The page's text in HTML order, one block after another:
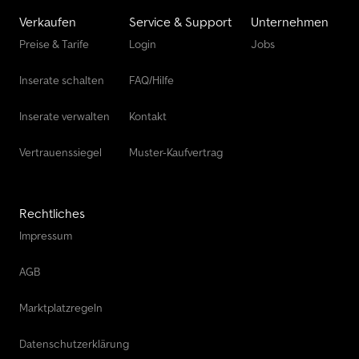
Anlegerampen Tragkraft max. 12 000 kg pro Paar, länge ca. 3400
mm und breite ca. 320 mm, Staufach für Rampen 1 x zwischen
Zulassungsland: Deutschland vorbereitet für Kennzeichenhalter
048, seitlich weiß und hinten
Verkaufen
Preise & Tarife
Inserate schalten
Inserate verwalten
Vertrauenssiegel
Service & Support
Login
FAQ/Hilfe
Kontakt
Muster-Kaufvertrag
Unternehmen
Jobs
Rechtliches
Impressum
AGB
Marktplatzregeln
Datenschutzerklärung